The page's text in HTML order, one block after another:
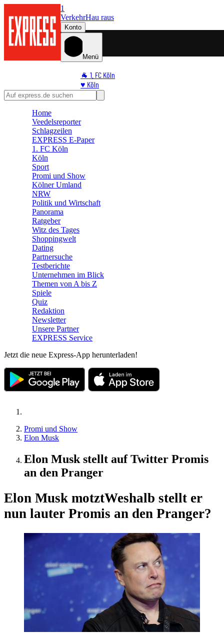
1
VerkehrHau raus
Konto
Menü
🐐 1. FC Köln
♥️ Köln
⭐ Promi
🛒 Shoppingwelt
Home
Veedelsreporter
Schlagzeilen
EXPRESS E-Paper
1. FC Köln
Köln
Sport
Promi und Show
Kölner Umland
NRW
Politik und Wirtschaft
Panorama
Ratgeber
Witz des Tages
Shoppingwelt
Dating
Partnersuche
Testberichte
Unternehmen im Blick
Themen von A bis Z
Spiele
Quiz
Redaktion
Newsletter
Unsere Partner
EXPRESS Service
Jetzt die neue Express-App herunterladen!
Promi und Show
Elon Musk
Elon Musk stellt auf Twitter Promis
an den Pranger
Elon Musk motztWeshalb stellt er
nun lauter Promis an den Pranger?